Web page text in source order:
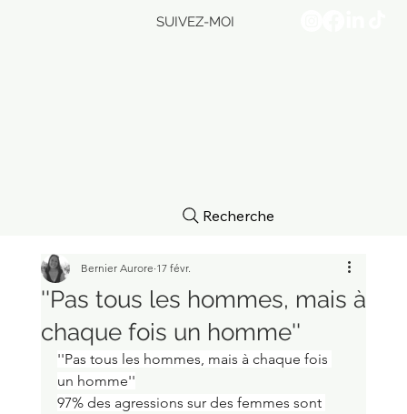
SUIVEZ-MOI
Recherche
''Pas tous les hommes, mais à
chaque fois un homme''
Bernier Aurore 17 févr.
''Pas tous les hommes, mais à chaque fois
un homme''
97% des agressions sur des femmes sont